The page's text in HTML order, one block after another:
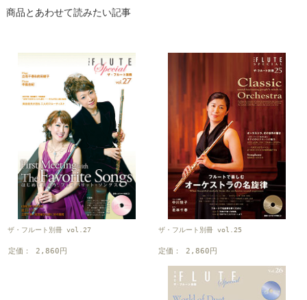
商品とあわせて読みたい記事
ザ・フルート別冊 vol.27
定価： 2,860円
ザ・フルート別冊 vol.25
定価： 2,860円